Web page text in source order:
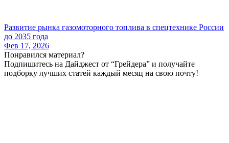
Развитие рынка газомоторного топлива в спецтехнике России
до 2035 года
Фев 17, 2026
Понравился материал?
Подпишитесь на Дайджест от “Грейдера” и получайте
подборку лучших статей каждый месяц на свою почту!